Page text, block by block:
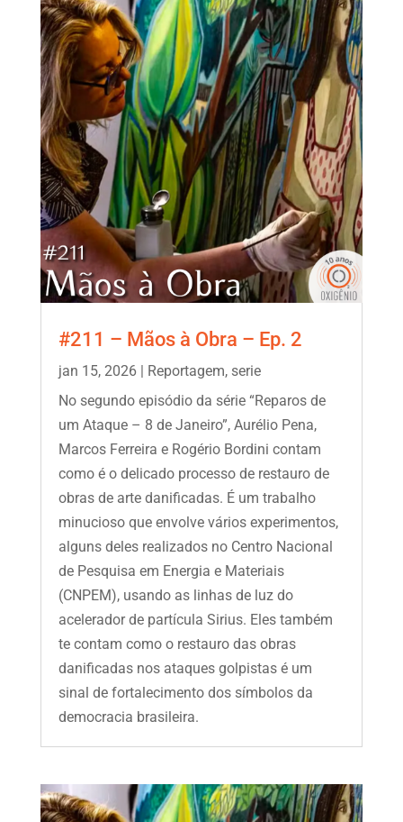
#211 – Mãos à Obra – Ep. 2
jan 15, 2026| Reportagem, serie
No segundo episódio da série “Reparos de
um Ataque – 8 de Janeiro”, Aurélio Pena,
Marcos Ferreira e Rogério Bordini contam
como é o delicado processo de restauro de
obras de arte danificadas. É um trabalho
minucioso que envolve vários experimentos,
alguns deles realizados no Centro Nacional
de Pesquisa em Energia e Materiais
(CNPEM), usando as linhas de luz do
acelerador de partícula Sirius. Eles também
te contam como o restauro das obras
danificadas nos ataques golpistas é um
sinal de fortalecimento dos símbolos da
democracia brasileira.